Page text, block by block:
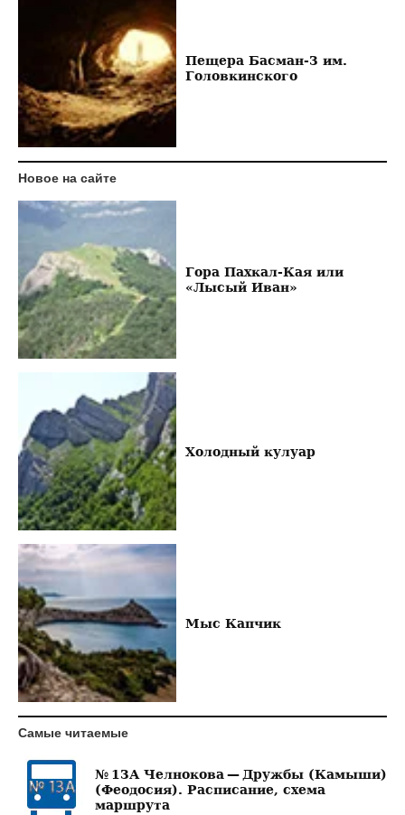
Пещера Басман-3 им.
Головкинского
Новое на сайте
Гора Пахкал-Кая или
«Лысый Иван»
Холодный кулуар
Мыс Капчик
Самые читаемые
№ 13А Челнокова — Дружбы (Камыши)
(Феодосия). Расписание, схема
маршрута